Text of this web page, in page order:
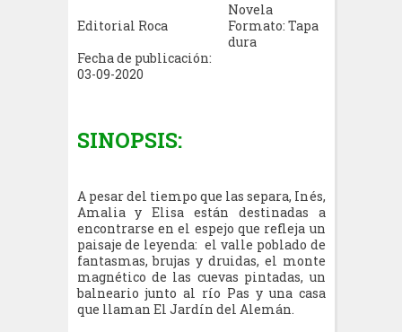
Novela
Editorial Roca
Formato: Tapa
dura
Fecha de publicación:
03-09-2020
SINOPSIS:
A pesar del tiempo que las separa, Inés,
Amalia y Elisa están destinadas a
encontrarse en el espejo que refleja un
paisaje de leyenda: el valle poblado de
fantasmas, brujas y druidas, el monte
magnético de las cuevas pintadas, un
balneario junto al río Pas y una casa
que llaman El Jardín del Alemán.